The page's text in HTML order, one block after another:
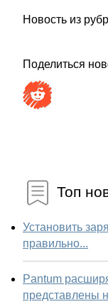
Новость из
Поделиться
Топ
Установить
правильно...
Pantum
представлены